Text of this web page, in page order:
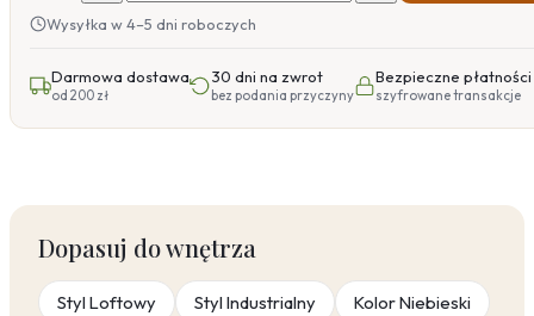
Wysyłka w 4–5 dni roboczych
Darmowa dostawa
od 200 zł
30 dni na zwrot
bez podania przyczyny
Bezpieczne płatności
szyfrowane transakcje
Dopasuj do wnętrza
Styl Loftowy Styl Industrialny
Kolor Niebieski